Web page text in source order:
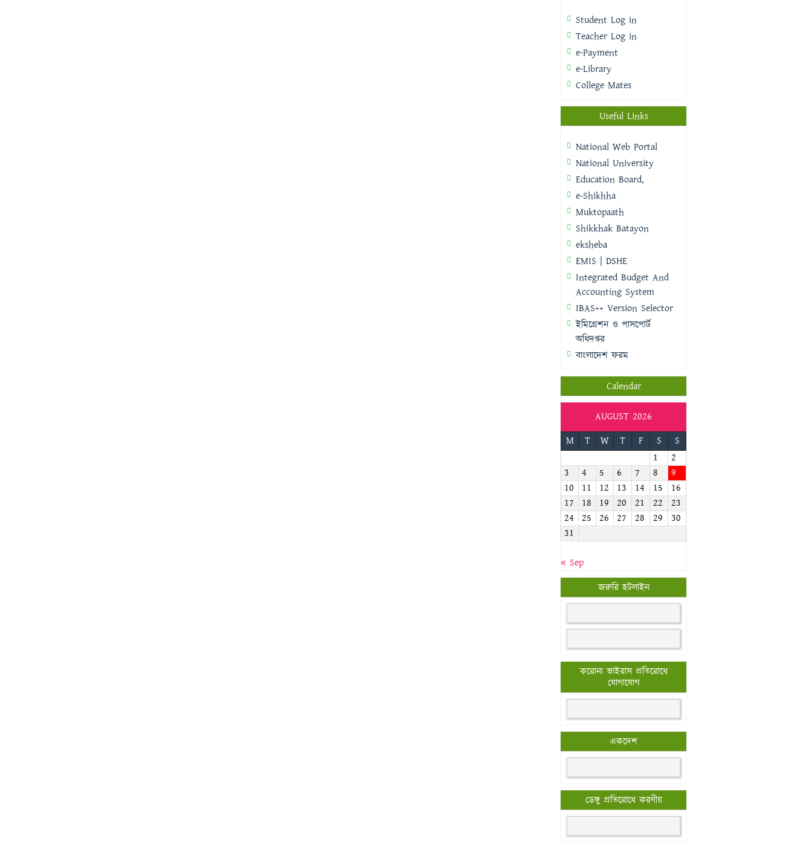
Student Log in
Teacher Log in
e-Payment
e-Library
College Mates
Useful Links
National Web Portal
National University
Education Board,
e-Shikhha
Muktopaath
Shikkhak Batayon
eksheba
EMIS | DSHE
Integrated Budget And
Accounting System
IBAS++ Version Selector
ইমিগ্রেশন ও পাসপোর্ট
অধিদপ্তর
বাংলাদেশ ফরম
Calendar
AUGUST 2026
M
T W T F S
S
1
2
3
4 5 6 7 8
9
10
11 12 13 14 15
16
17
18 19 20 21 22
23
24
25 26 27 28 29
30
31
« Sep
জরুরি হটলাইন
করোনা ভাইরাস প্রতিরোধে
যোগাযোগ
একদেশ
ডেঙ্গু প্রতিরোধে করণীয়